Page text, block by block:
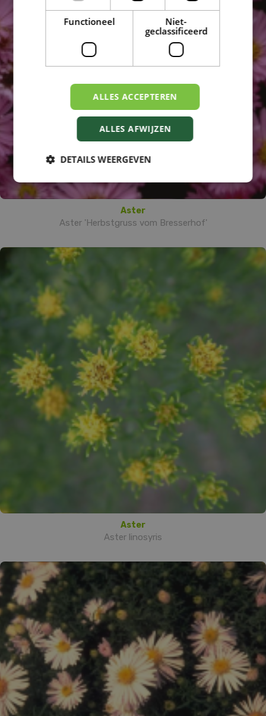
Aster
Aster 'Herbstgruss vom Bresserhof'
Aster
Aster linosyris
Functioneel
Niet-
geclassificeerd
ALLES ACCEPTEREN
ALLES AFWIJZEN
DETAILS WEERGEVEN